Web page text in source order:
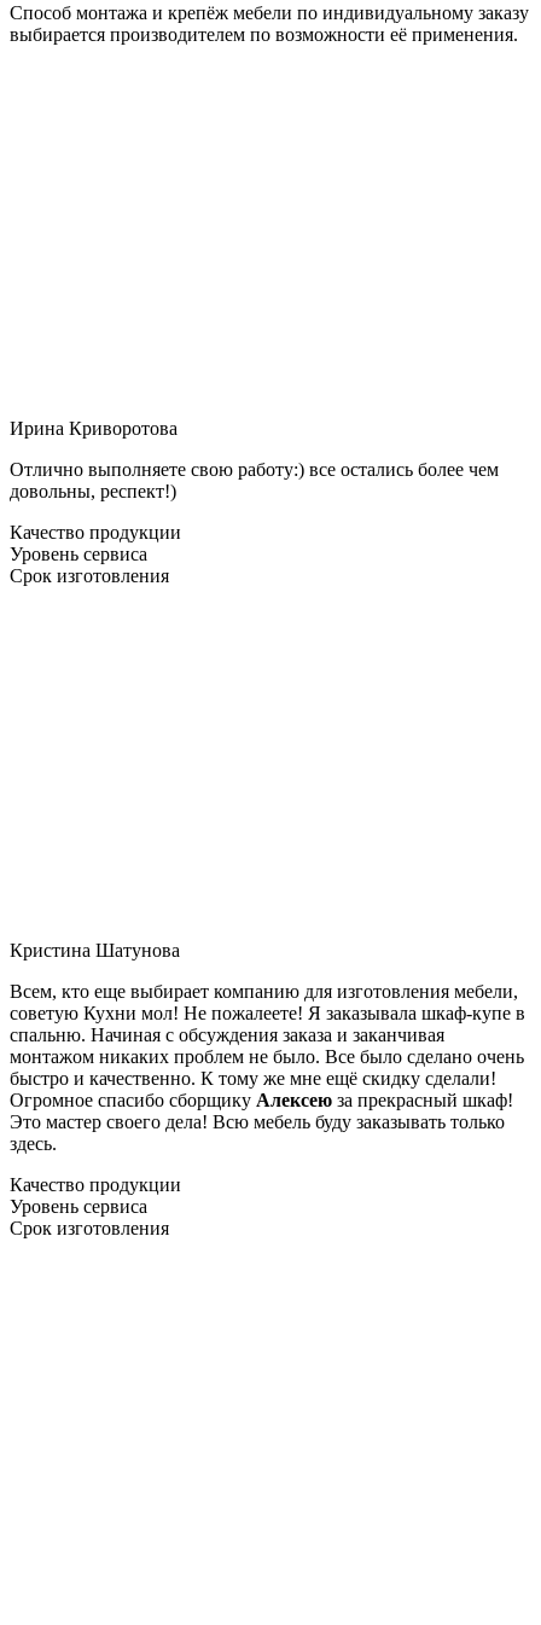
Способ монтажа и крепёж мебели по индивидуальному заказу
выбирается производителем по возможности её применения.
Ирина Криворотова
Отлично выполняете свою работу:) все остались более чем
довольны, респект!)
Качество продукции
Уровень сервиса
Срок изготовления
Кристина Шатунова
Всем, кто еще выбирает компанию для изготовления мебели,
советую Кухни мол! Не пожалеете! Я заказывала шкаф-купе в
спальню. Начиная с обсуждения заказа и заканчивая
монтажом никаких проблем не было. Все было сделано очень
быстро и качественно. К тому же мне ещё скидку сделали!
Огромное спасибо сборщику Алексею за прекрасный шкаф!
Это мастер своего дела! Всю мебель буду заказывать только
здесь.
Качество продукции
Уровень сервиса
Срок изготовления